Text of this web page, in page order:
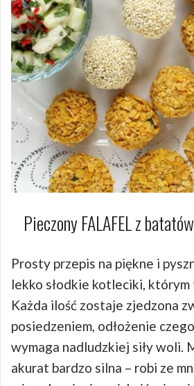
Pieczony FALAFEL z
Prosty przepis na piękne i
lekko słodkie kotleciki, którym
Każda ilość zostaje zjedzona
posiedzeniem, odłożenie
wymaga nadludzkiej siły woli.
akurat bardzo silna – robi ze